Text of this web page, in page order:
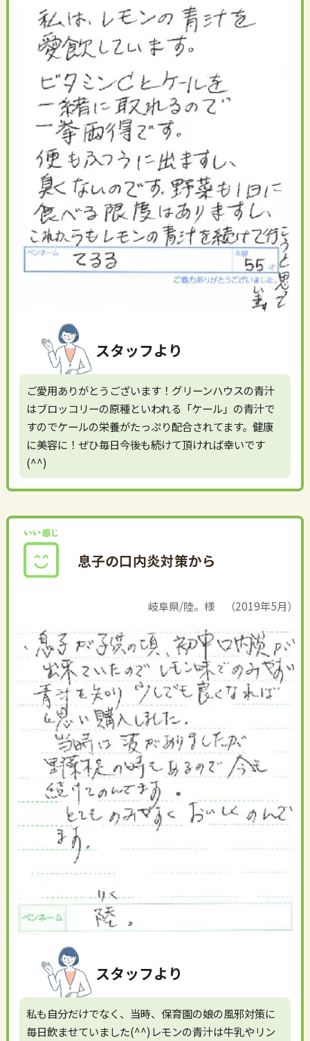
スタッフより
ご愛用ありがとうございます！グリーンハウスの青汁
はブロッコリーの原種といわれる「ケール」の青汁で
すのでケールの栄養がたっぷり配合されてます。健康
に美容に！ぜひ毎日今後も続けて頂ければ幸いです
(^^)
息子の口内炎対策から
岐阜県/陸。様 （2019年5月）
スタッフより
私も自分だけでなく、当時、保育園の娘の風邪対策に
毎日飲ませていました(^^)レモンの青汁は牛乳やリン